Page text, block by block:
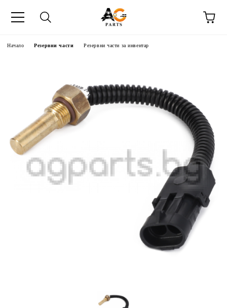
Начало Резервни части Резервни части за инвентар